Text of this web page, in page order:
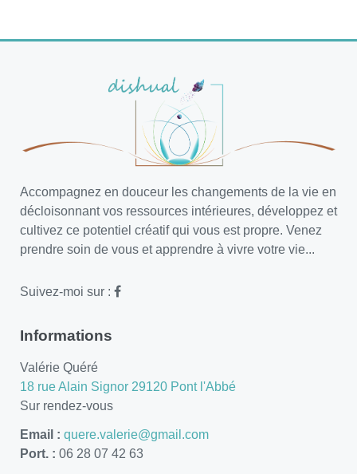
Accompagnez en douceur les changements de la vie en
décloisonnant vos ressources intérieures, développez et
cultivez ce potentiel créatif qui vous est propre. Venez
prendre soin de vous et apprendre à vivre votre vie...
Suivez-moi sur :
Informations
Valérie Quéré
18 rue Alain Signor 29120 Pont l'Abbé
Sur rendez-vous
Email : quere.valerie@gmail.com
Port. : 06 28 07 42 63